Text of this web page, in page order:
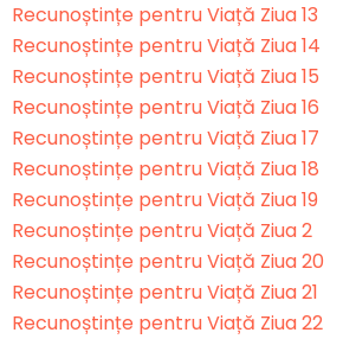
Recunoștințe pentru Viață Ziua 13
Recunoștințe pentru Viață Ziua 14
Recunoștințe pentru Viață Ziua 15
Recunoștințe pentru Viață Ziua 16
Recunoștințe pentru Viață Ziua 17
Recunoștințe pentru Viață Ziua 18
Recunoștințe pentru Viață Ziua 19
Recunoștințe pentru Viață Ziua 2
Recunoștințe pentru Viață Ziua 20
Recunoștințe pentru Viață Ziua 21
Recunoștințe pentru Viață Ziua 22